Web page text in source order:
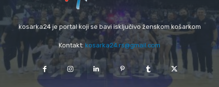
kosarka24 je portal koji se bavi isključivo ženskom košarkom
Kontakt: kosarka24.rs@gmail.com